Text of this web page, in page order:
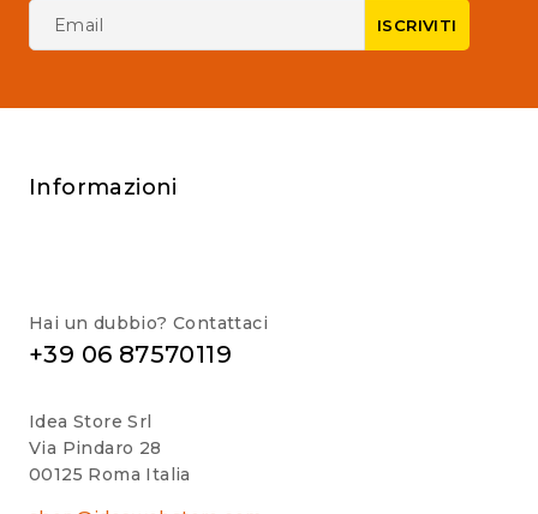
Informazioni
Hai un dubbio? Contattaci
+39 06 87570119
Idea Store Srl
Via Pindaro 28
00125 Roma Italia